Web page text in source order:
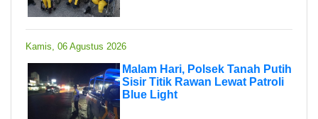
Kamis, 06 Agustus 2026
Malam Hari, Polsek Tanah Putih
Sisir Titik Rawan Lewat Patroli
Blue Light